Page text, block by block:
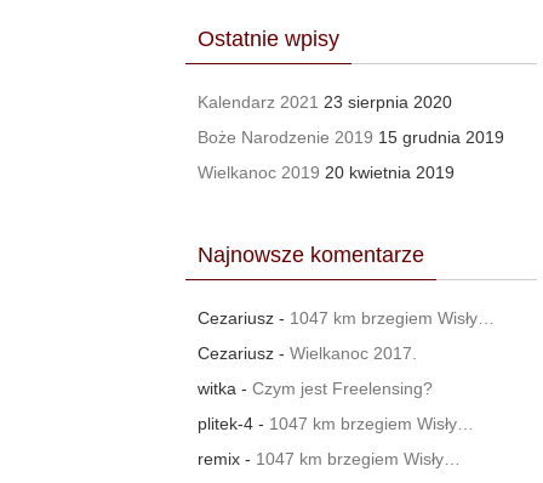
Ostatnie wpisy
Kalendarz 2021 23 sierpnia 2020
Boże Narodzenie 2019 15 grudnia 2019
Wielkanoc 2019 20 kwietnia 2019
Najnowsze komentarze
Cezariusz - 1047 km brzegiem Wisły…
Cezariusz - Wielkanoc 2017.
witka - Czym jest Freelensing?
plitek-4 - 1047 km brzegiem Wisły…
remix - 1047 km brzegiem Wisły…